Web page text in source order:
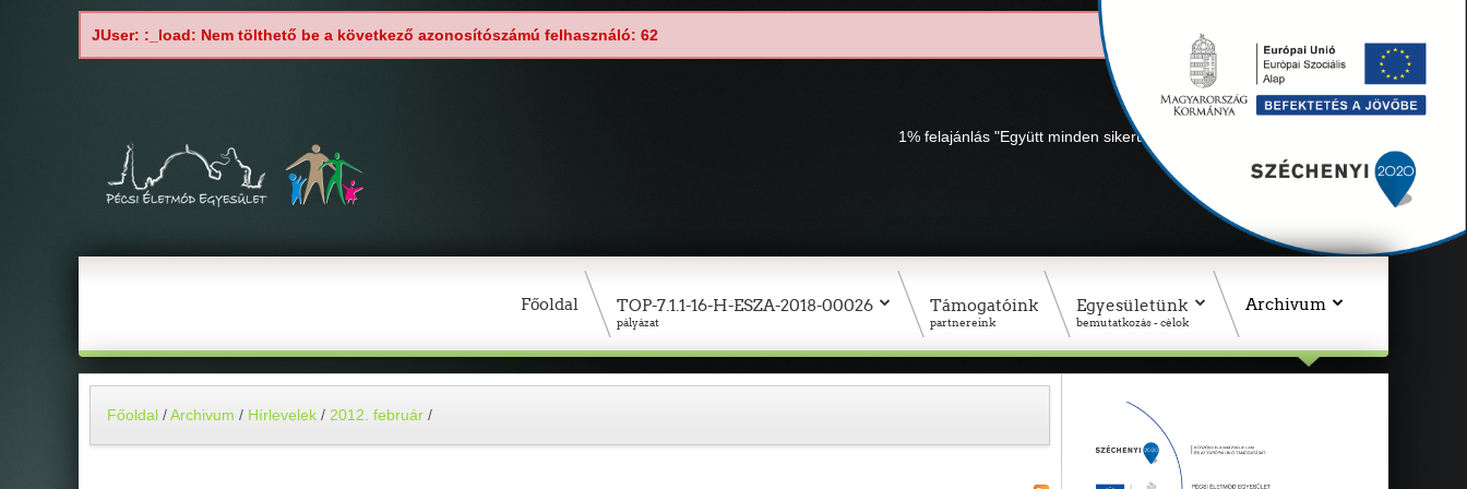
JUser: :_load: Nem tölthető be a következő azonosítószámú felhasználó: 62
1% felajánlás "Együtt minden sikerül" Adószámunk: 18311927-1-02
Főoldal TOP-7.1.1-16-H-ESZA-2018-00026
pályázat
Támogatóink
partnereink
Egyesületünk
bemutatkozás - célok
Archivum
Főoldal /Archivum / Hírlevelek / 2012. február /